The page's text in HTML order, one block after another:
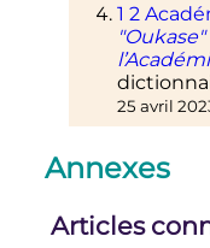
1 2
25 avril
Annexes
Articles